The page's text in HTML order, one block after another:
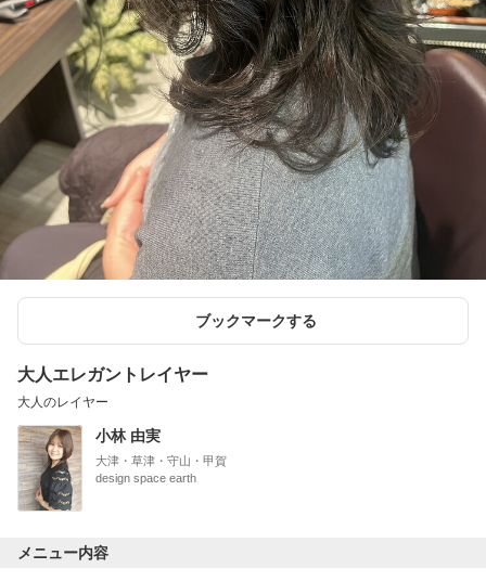
ブックマークする
大人エレガントレイヤー
大人のレイヤー
小林 由実
大津・草津・守山・甲賀
design space earth
メニュー内容